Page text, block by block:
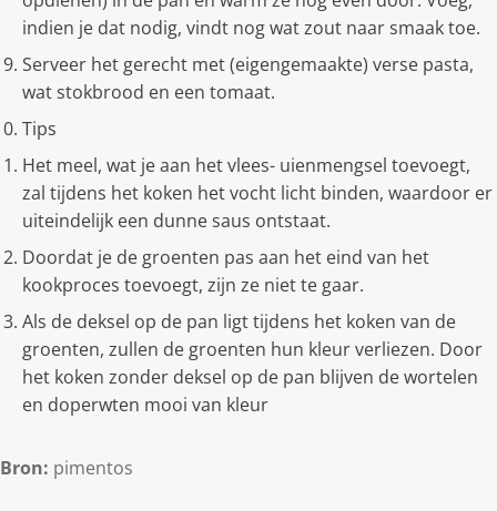
indien je dat nodig, vindt nog wat zout naar smaak toe.
Serveer het gerecht met (eigengemaakte) verse pasta,
wat stokbrood en een tomaat.
Tips
Het meel, wat je aan het vlees- uienmengsel toevoegt,
zal tijdens het koken het vocht licht binden, waardoor er
uiteindelijk een dunne saus ontstaat.
Doordat je de groenten pas aan het eind van het
kookproces toevoegt, zijn ze niet te gaar.
Als de deksel op de pan ligt tijdens het koken van de
groenten, zullen de groenten hun kleur verliezen. Door
het koken zonder deksel op de pan blijven de wortelen
en doperwten mooi van kleur
Bron: pimentos